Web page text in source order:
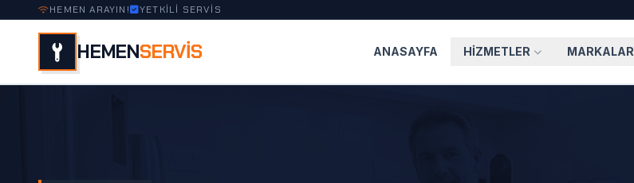
HEMEN ARAYIN! YETKİLİ SERVİS
HEMENSERVİS ANASAYFA HIZMETLER MARKALAR